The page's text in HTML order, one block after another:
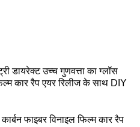
डायरेक्ट उच्च गुणवत्ता का ग्लॉस
कार रैप एयर रिलीज के साथ DIY
फाइबर विनाइल फिल्म कार रैप